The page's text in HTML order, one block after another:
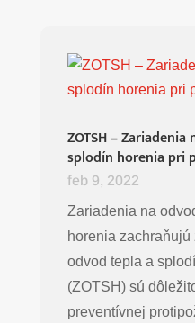
ZOTSH –
splodín horenia pri
feb 9, 2022
Zariadenia na
horenia
odvod tepla a
(ZOTSH) sú
preventívnej